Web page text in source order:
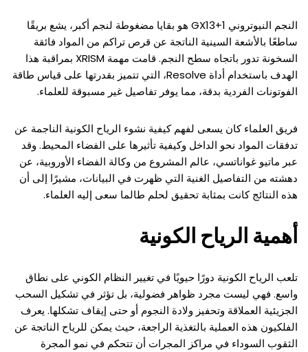
النجم النيوتروني GX13+1 هو بقايا مضغوطة لنجم أكبر، يشع بريقًا
ساطعًا بالأشعة السينية الناتجة عن قرص تراكم من المواد فائقة
السخونة تدور باتجاه سطح النجم. قامت مهمة XRISM بمراقبة هذا
الهدف باستخدام أداة Resolve، التي تتميز بقدرتها على قياس طاقة
الفوتونات الفردية بدقة، مما يوفر تفاصيل غير مسبوقة للعلماء.
فريق العلماء كان يسعى لفهم كيفية نشوء الرياح الكونية الناجمة عن
تدفقات المواد نحو الداخل وكيفية تأثيرها على الفضاء المحيط. وقد
عبر ماتيو غواناتسي، عالم المشروع من وكالة الفضاء الأوروبية، عن
دهشته من التفاصيل الغنية التي ظهرت في البيانات، مشيرًا إلى أن
هذه النتائج كانت بمثابة تحقيق لحلم طالما سعى إليه العلماء.
أهمية الرياح الكونية
تلعب الرياح الكونية دورًا حيويًا في تغيير النظام الكوني على نطاق
واسع. فهي ليست مجرد ظواهر فضولية، بل تؤثر في تشكيل السحب
الجزيئية العملاقة وتحفيز ولادة النجوم أو حتى إيقاف تشكلها. يعرف
الفلكيون هذه العملية بالتغذية الراجعة، حيث يمكن للرياح الناتجة عن
الثقوب السوداء في مراكز المجرات أن تتحكم في نمو المجرة